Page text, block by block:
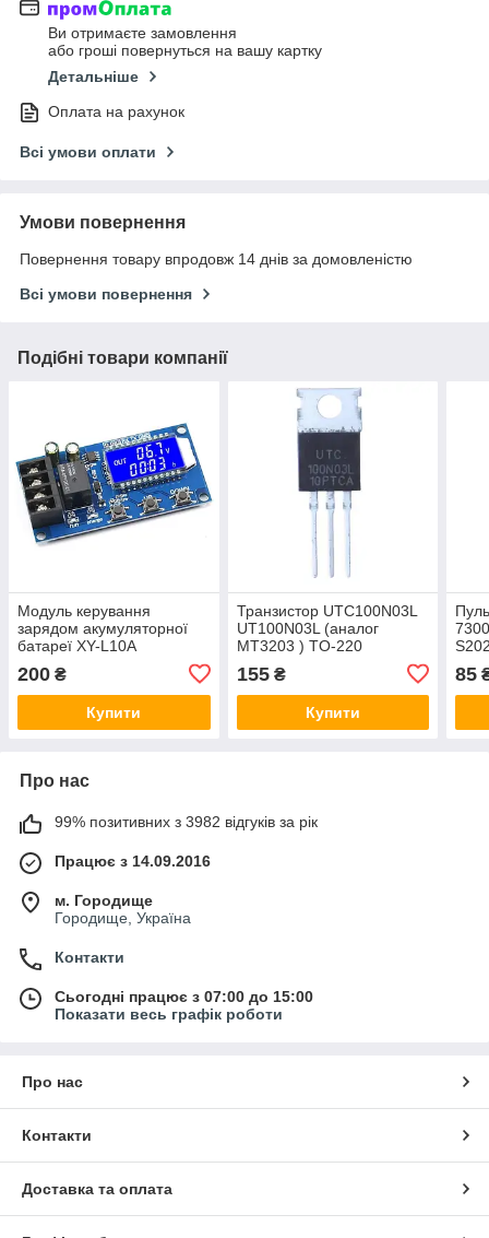
Ви отримаєте замовлення
або гроші повернуться на вашу картку
Детальніше
Оплата на рахунок
Всі умови оплати
Умови повернення
Повернення товару впродовж 14 днів за домовленістю
Всі умови повернення
Подібні товари компанії
Модуль керування
зарядом акумуляторної
батареї XY-L10A
200 ₴
Купити
Транзистор UTC100N03L
UT100N03L (аналог
MT3203 ) TO-220
155₴
Купити
85
Про нас
99% позитивних з 3982 відгуків за рік
Працює з 14.09.2016
м. Городище
Городище, Україна
Контакти
Сьогодні працює з 07:00 до 15:00
Показати весь графік роботи
Про нас
Контакти
Доставка та оплата